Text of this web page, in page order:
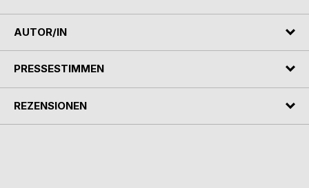
AUTOR/IN
PRESSESTIMMEN
REZENSIONEN